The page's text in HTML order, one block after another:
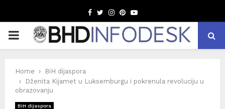
Facebook
TwitterInstagram
Pinterest
Youtube
PRIMARY
Home
BiH dijaspora
Dženita Kijamet u Luksemburgu i pokrenula revoluciju u
obrazovanju
BiH dijaspora